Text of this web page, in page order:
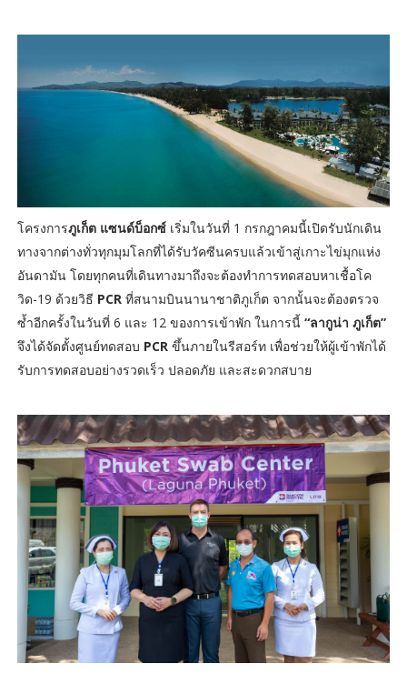
โครงการภูเก็ต แซนด์บ็อกซ์เริ่มในวันที่ 1 กรกฎาคมนี้เปิดรับนักเดิน
ทางจากต่างทั่วทุกมุมโลกที่ได้รับวัคซีนครบแล้วเข้าสู่เกาะไข่มุกแห่ง
อันดามัน โดยทุกคนที่เดินทางมาถึงจะต้องทำการทดสอบหาเชื้อโค
วิด-19 ด้วยวิธี PCRที่สนามบินนานาชาติภูเก็ต จากนั้นจะต้องตรวจ
ซ้ำอีกครั้งในวันที่ 6 และ 12 ของการเข้าพัก ในการนี้ “ลากูน่า ภูเก็ต”
จึงได้จัดตั้งศูนย์ทดสอบ PCRขึ้นภายในรีสอร์ท เพื่อช่วยให้ผู้เข้าพักได้
รับการทดสอบอย่างรวดเร็ว ปลอดภัย และสะดวกสบาย